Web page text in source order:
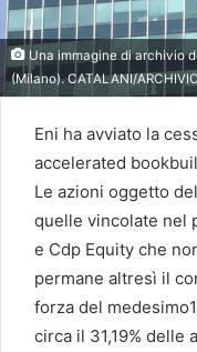
Una immagine di archivio
(Milano). CATALANI/
Eni ha avviato la
accelerated
Le azioni oggetto
quelle vincolate nel
e Cdp Equity che
permane altresì il
forza del
circa il 31,19% delle